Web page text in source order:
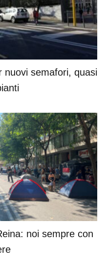
nuovi semafori, quasi
noi sempre con